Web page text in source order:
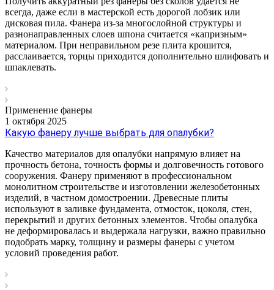
всегда, даже если в мастерской есть дорогой лобзик или
дисковая пила. Фанера из-за многослойной структуры и
разнонаправленных слоев шпона считается «капризным»
материалом. При неправильном резе плита крошится,
расслаивается, торцы приходится дополнительно шлифовать и
шпаклевать.
Применение фанеры
1 октября 2025
Какую фанеру лучше выбрать для опалубки?
Качество материалов для опалубки напрямую влияет на
прочность бетона, точность формы и долговечность готового
сооружения. Фанеру применяют в профессиональном
монолитном строительстве и изготовлении железобетонных
изделий, в частном домостроении. Древесные плиты
используют в заливке фундамента, отмосток, цоколя, стен,
перекрытий и других бетонных элементов. Чтобы опалубка
не деформировалась и выдержала нагрузки, важно правильно
подобрать марку, толщину и размеры фанеры с учетом
условий проведения работ.